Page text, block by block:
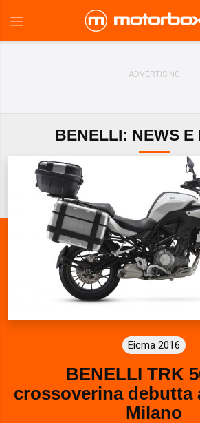
BENELLI: NEWS E
Eicma 2016
BENELLI TRK
crossoverina debutta
Milano